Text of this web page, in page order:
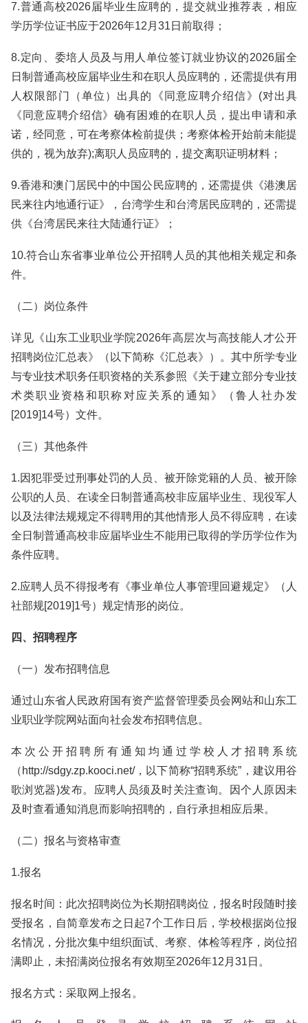
7.普通高校2026届毕业生应聘的，提交就业推荐表，相应
学历学位证书应于2026年12月31日前取得；
8.定向、委培人员及与用人单位签订就业协议的2026届全
日制普通高校应届毕业生和在职人员应聘的，还需提供有用
人权限部门（单位）出具的《同意应聘介绍信》(对出具
《同意应聘介绍信》确有困难的在职人员，提出申请和承
诺，经同意，可在考察体检前提供；考察体检开始前未能提
供的，视为放弃);离职人员应聘的，提交离职证明材料；
9.香港和澳门居民中的中国公民应聘的，还需提供《港澳居
民来往内地通行证》，台湾学生和台湾居民应聘的，还需提
供《台湾居民来往大陆通行证》；
10.符合山东省事业单位公开招聘人员的其他相关规定和条
件。
（二）岗位条件
详见《山东工业职业学院2026年高层次与高技能人才公开
招聘岗位汇总表》（以下简称《汇总表》）。其中所学专业
与专业技术职务任职资格的关系参照《关于建立部分专业技
术类职业资格和职称对应关系的通知》（鲁人社办发
[2019]14号）文件。
（三）其他条件
1.因犯罪受过刑事处罚的人员、被开除党籍的人员、被开除
公职的人员、在读全日制普通高校非应届毕业生、现役军人
以及法律法规规定不得聘用的其他情形人员不得应聘，在读
全日制普通高校非应届毕业生不能用已取得的学历学位作为
条件应聘。
2.应聘人员不得报考有《事业单位人事管理回避规定》（人
社部规[2019]1号）规定情形的岗位。
四、招聘程序
（一）发布招聘信息
通过山东省人民政府国有资产监督管理委员会网站和山东工
业职业学院网站面向社会发布招聘信息。
本次公开招聘所有通知均通过学校人才招聘系统
（http://sdgy.zp.kooci.net/，以下简称“招聘系统”，建议用谷
歌浏览器)发布。应聘人员须及时关注查询。因个人原因未
及时查看通知消息而影响招聘的，自行承担相应后果。
（二）报名与资格审查
1.报名
报名时间：此次招聘岗位为长期招聘岗位，报名时段随时接
受报名，自简章发布之日起7个工作日后，学校根据岗位报
名情况，分批次集中组织面试、考察、体检等程序，岗位招
满即止，未招满岗位报名有效期至2026年12月31日。
报名方式：采取网上报名。